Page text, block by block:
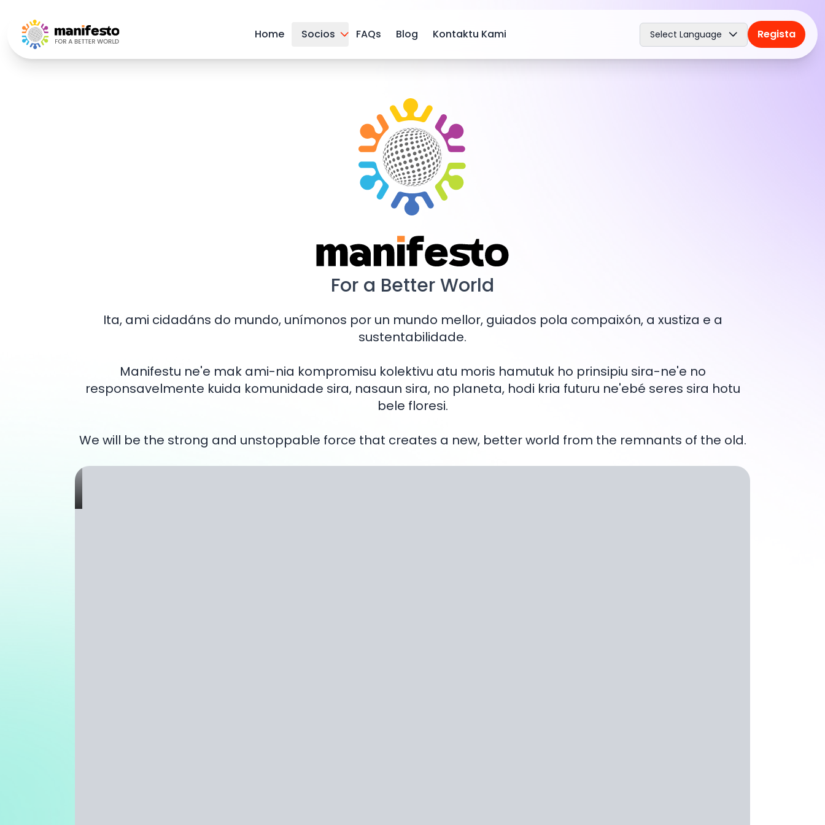
Your Company
Home Socios FAQs Blog Kontaktu Kami Select Language Regista
Manifesto
For a Better World
Ita, ami cidadáns do mundo, unímonos por un mundo mellor, guiados pola compaixón, a xustiza e a
sustentabilidade.
Manifestu ne'e mak ami-nia kompromisu kolektivu atu moris hamutuk ho prinsipiu sira-ne'e no
responsavelmente kuida komunidade sira, nasaun sira, no planeta, hodi kria futuru ne'ebé seres sira hotu
bele floresi.
We will be the strong and unstoppable force that creates a new, better world from the remnants of the old.